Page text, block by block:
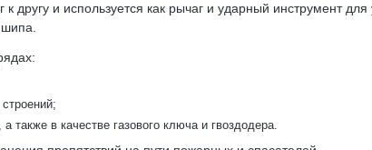
и используется как рычаг и ударный инструмент для
в качестве газового ключа и гвоздодера.